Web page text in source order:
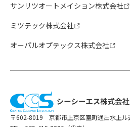
サンリツオートメイション株式会社
ミツテック株式会社
オーパルオプテックス株式会社
〒602-8019 京都市上京区室町通出水上ル